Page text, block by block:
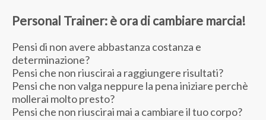
Personal Trainer: è ora di cambiare marcia!
Pensi di non avere abbastanza costanza e
determinazione?
Pensi che non riuscirai a raggiungere risultati?
Pensi che non valga neppure la pena iniziare perchè
mollerai molto presto?
Pensi che non riuscirai mai a cambiare il tuo corpo?